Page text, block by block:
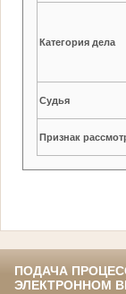
Категория дела
Судья
Признак
ПОДАЧА
ЭЛЕКТРОННОМ